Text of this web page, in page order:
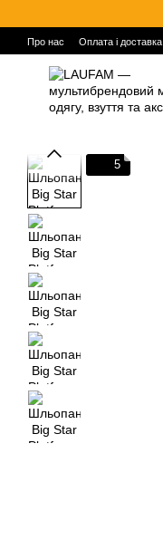
Про нас Оплата і доставка
5